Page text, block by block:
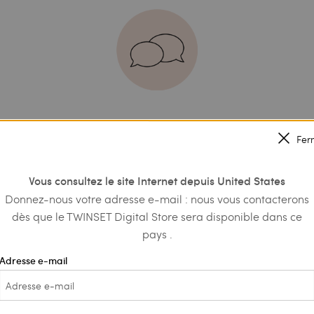
centre d’intérêt :
ainsi, la conseillère de
connectera
des informations et des conseils
achats ou sauvegardez vos articles dans votre
Vous consultez le site Internet depuis United States
Donnez-nous votre adresse e-mail : nous vous contacterons
dès que le TWINSET Digital Store sera disponible dans ce
pays .
Adresse e-mail